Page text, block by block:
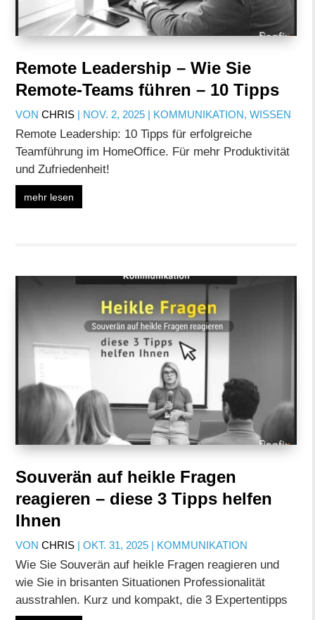
Remote Leadership – Wie Sie
Remote-Teams führen – 10 Tipps
VONCHRIS | NOV. 2, 2025 | KOMMUNIKATION,WISSEN
Remote Leadership: 10 Tipps für erfolgreiche
Teamführung im HomeOffice. Für mehr Produktivität
und Zufriedenheit!
mehr lesen
Souverän auf heikle Fragen
reagieren – diese 3 Tipps helfen
Ihnen
VONCHRIS |OKT. 31, 2025 | KOMMUNIKATION
Wie Sie Souverän auf heikle Fragen reagieren und
wie Sie in brisanten Situationen Professionalität
ausstrahlen. Kurz und kompakt, die 3 Expertentipps